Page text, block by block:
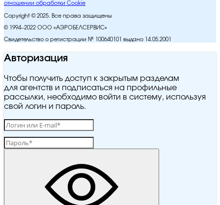
отношении обработки Cookie
Copyright © 2025. Все права защищены
© 1994–2022 ООО «АЭРОБЕЛСЕРВИС»
Свидетельство о регистрации № 100640101 выдано 14.05.2001
Авторизация
Чтобы получить доступ к закрытым разделам
для агентств и подписаться на профильные
рассылки, необходимо войти в систему, используя
свой логин и пароль.